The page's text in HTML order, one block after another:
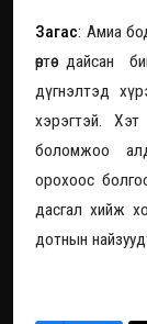
Загас: Амиа
өөртөө
дүгнэлтэд
хэрэгтэй.
боломжоо
орохоос
дасгал хийж
дотнын